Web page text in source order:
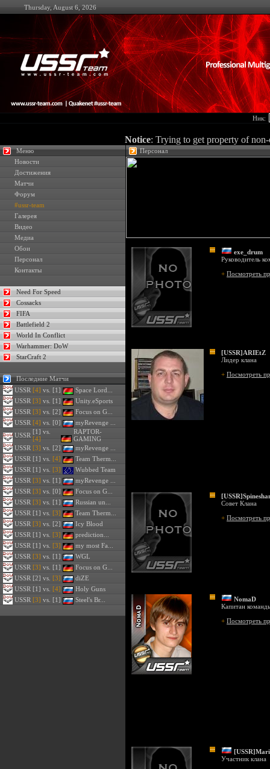
Thursday, August 6, 2026
Ник:
Notice: Trying to get property of
Меню
Новости
Достижения
Матчи
Форум
#ussr-team
Галерея
Видео
Медиа
Обои
Персонал
Контакты
Need For Speed
Cossacks
FIFA
Battlefield 2
World In Conflict
Warhammer: DoW
StarCraft 2
Последние Матчи
USSR [4] vs. [1]
Space Lord...
USSR [3] vs. [1]
Unity.eSports
USSR [3] vs. [2]
Focus on G...
USSR [4] vs. [0]
myRevenge ...
USSR [1] vs.
[4]
RAPTOR-
GAMING
USSR [3] vs. [2]
myRevenge ...
USSR [1] vs. [4]
Team Therm...
USSR [1] vs. [3]
Wubbed Team
USSR [3] vs. [1]
myRevenge ...
USSR [3] vs. [0]
Focus on G...
USSR [3] vs. [1]
Russian un...
USSR [1] vs. [3]
Team Therm...
USSR [3] vs. [2]
Icy Blood
USSR [1] vs. [3]
prediction...
USSR [1] vs. [3]
my most Fa...
USSR [3] vs. [1]
WGL
USSR [3] vs. [1]
Focus on G...
USSR [2] vs. [3]
diZE
USSR [1] vs. [4]
Holy Guns
USSR [3] vs. [1] Steel's Br...
Персонал
exe_drum
Руководитель
+ Посмотреть
[USSR]ARIEtZ
Лидер клана
+ Посмотреть
Совет Клана
+ Посмотреть
NomaD
Капитан
+ Посмотреть
Участник клана